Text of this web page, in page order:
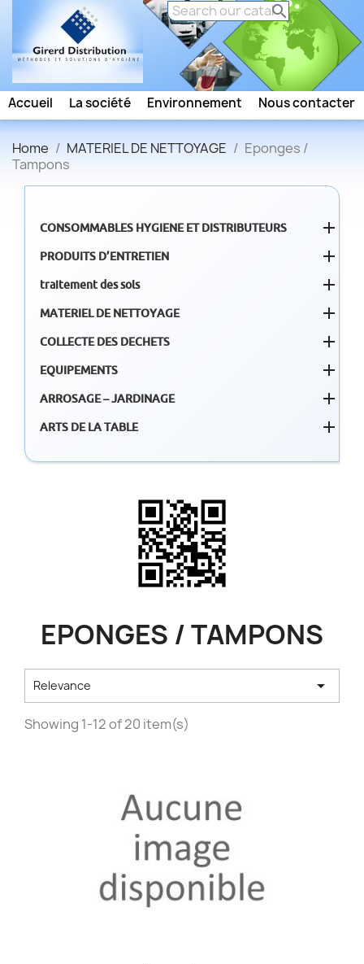

Accueil La société Environnement Nous contacter
Home MATERIEL DE NETTOYAGE
Eponges /
Tampons
CONSOMMABLES HYGIENE ET DISTRIBUTEURS 
PRODUITS D’ENTRETIEN 
traitement des sols 
MATERIEL DE NETTOYAGE 
COLLECTE DES DECHETS 
EQUIPEMENTS 
ARROSAGE – JARDINAGE 
ARTS DE LA TABLE 
EPONGES / TAMPONS
Relevance 
Showing 1-12 of 20 item(s)